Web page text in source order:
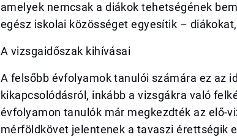
amelyek nemcsak a diákok tehetségének
egész iskolai közösséget egyesítik –
A vizsgaidőszak kihívásai
A felsőbb évfolyamok tanulói számára ez az
kikapcsolódásról, inkább a vizsgákra való
évfolyamon tanulók már megkezdték az elő-
mérföldkövet jelentenek a tavaszi érettségik